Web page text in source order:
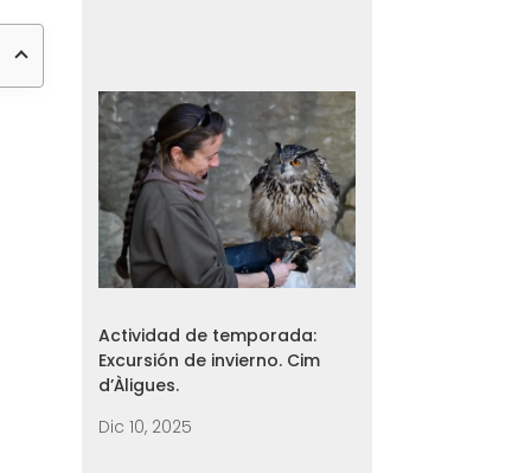
Actividad de temporada:
Excursión de invierno. Cim
d’Àligues.
Dic 10, 2025